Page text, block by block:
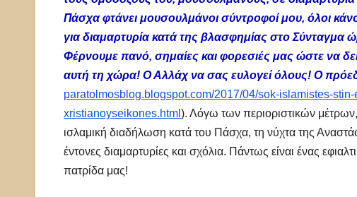
Πάσχα φτάνει μουσουλμάνοι σύντροφοί μου, όλοι
για διαμαρτυρία κατά της βλασφημίας στο
Φέρνουμε πανό, σημαίες και φορεσιές μας ώστε να
αυτή τη χώρα! Ο Αλλάχ να σας ευλογεί όλους! Ο
paratolmosblog.blogspot.com/2017/04/sok-islamistes-
xristianoyseikones.html ). Λόγω των περιοριστικών
ισλαμική διαδήλωση κατά του Πάσχα, τη νύχτα της
έντονες διαμαρτυρίες και σχόλια. Πάντως είναι ένας
πατρίδα μας!